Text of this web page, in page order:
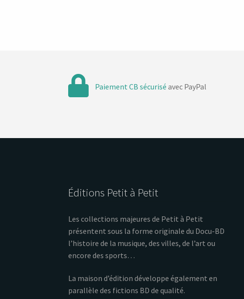
Paiement CB sécurisé avec PayPal
Éditions Petit à Petit
Les collections majeures de Petit à Petit
présentent sous la forme originale du Docu-BD
l’histoire de la musique, des villes, de l’art ou
encore des sports…
La maison d’édition développe également en
parallèle des fictions BD de qualité.